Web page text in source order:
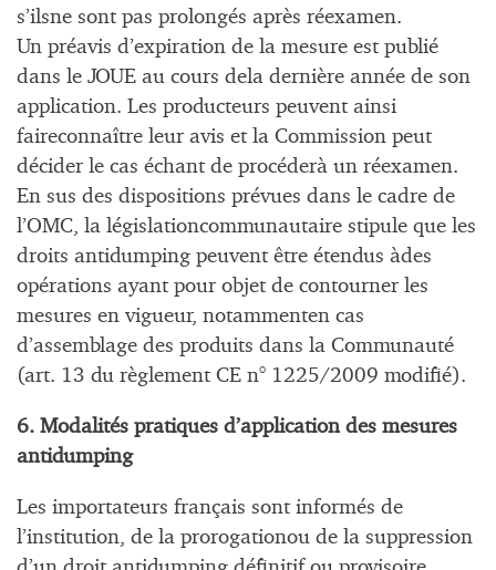
s’ilsne sont pas prolongés après réexamen.
Un préavis d’expiration de la mesure est publié
dans le JOUE au cours dela dernière année de son
application. Les producteurs peuvent ainsi
faireconnaître leur avis et la Commission peut
décider le cas échant de procéderà un réexamen.
En sus des dispositions prévues dans le cadre de
l’OMC, la législationcommunautaire stipule que les
droits antidumping peuvent être étendus àdes
opérations ayant pour objet de contourner les
mesures en vigueur, notammenten cas
d’assemblage des produits dans la Communauté
(art. 13 du règlement CE n° 1225/2009 modifié).
6. Modalités pratiques d’application des mesures
antidumping
Les importateurs français sont informés de
l’institution, de la prorogationou de la suppression